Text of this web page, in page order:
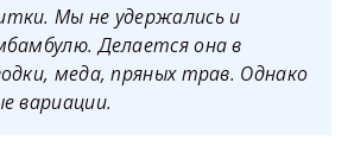
Мы не удержались и
Делается она в
меда, пряных трав. Однако
вариации.